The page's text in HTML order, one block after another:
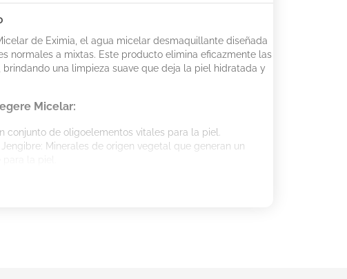
de Eximia, el agua micelar desmaquillante diseñada
normales a mixtas. Este producto elimina eficazmente las
una limpieza suave que deja la piel hidratada y
Micelar:
conjunto de oligoelementos vitales para la piel.
Jengibre: Minerales de origen vegetal que generan un
hidratantes que mantienen el equilibrio microbiológico